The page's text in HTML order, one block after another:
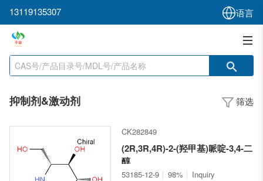
13119135307 语言
抑制剂&激动剂 筛选
CK282849
(2R,3R,4R)-2-(羟甲基)哌啶-3,4-二
醇
53185-12-9 98% Inquiry